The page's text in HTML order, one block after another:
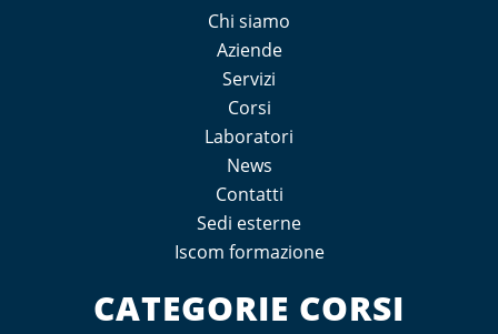
Chi siamo
Aziende
Servizi
Corsi
Laboratori
News
Contatti
Sedi esterne
Iscom formazione
CATEGORIE CORSI